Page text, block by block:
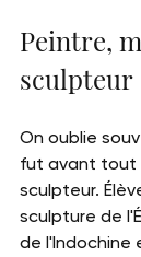
Peintre,
sculpteur
On oublie
fut avant tout
sculpteur.
sculpture de
de l'Indochine